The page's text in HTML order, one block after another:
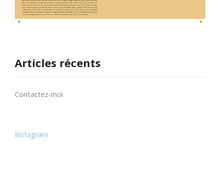
Articles récents
Contactez-moi
Instagram